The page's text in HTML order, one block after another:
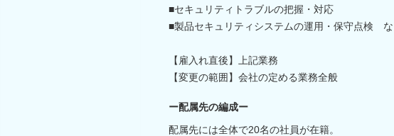
■セキュリティトラブルの把握・対応
■製品セキュリティシステムの運用・保守点検
【雇入れ直後】上記業務
【変更の範囲】会社の定める業務全般
ー配属先の編成ー
配属先には全体で20名の社員が在籍。